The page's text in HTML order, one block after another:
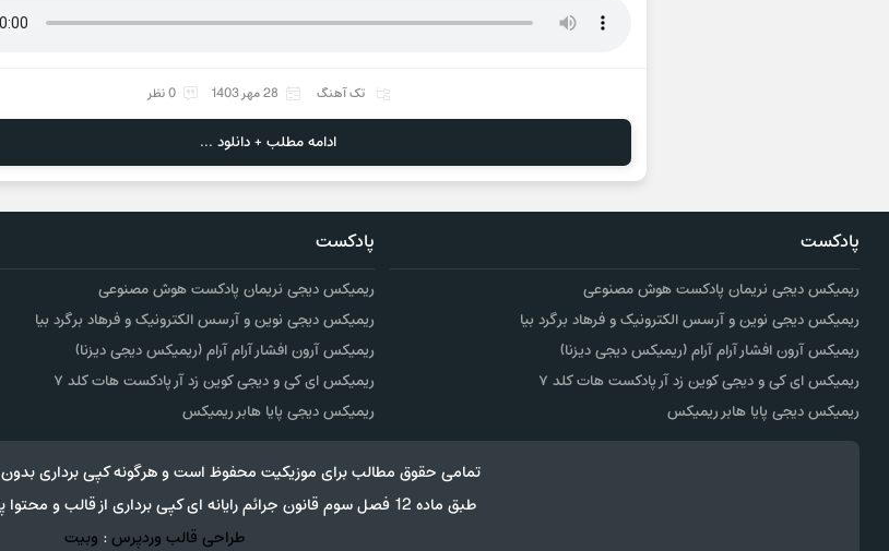
تک آهنگ 28 مهر 1403 0 نظر
ادامه مطلب + دانلود ...
پادکست
ریمیکس دیجی نریمان پادکست هوش مصنوعی
ریمیکس دیجی نوین و آرسس الکترونیک و فرهاد برگرد بیا
ریمیکس آرون افشار آرام آرام (ریمیکس دیجی دیزنا)
ریمیکس ای کی و دیجی کوین زد آر پادکست هات کلد ۷
ریمیکس دیجی پایا هابر ریمیکس
پادکست
ریمیکس دیجی نریمان پادکست هوش مصنوعی
ریمیکس دیجی نوین و آرسس الکترونیک و فرهاد برگرد بیا
ریمیکس آرون افشار آرام آرام (ریمیکس دیجی دیزنا)
ریمیکس ای کی و دیجی کوین زد آر پادکست هات کلد ۷
ریمیکس دیجی پایا هابر ریمیکس
تمامی حقوق مطالب برای موزیکیت محفوظ است و هرگونه کپی برداری
طبق ماده 12 فصل سوم قانون جرائم رایانه ای کپی برداری از قالب و محتوا پیگرد قانونی خواهد داشت.
طراحی قالب وردپرس: وبیت